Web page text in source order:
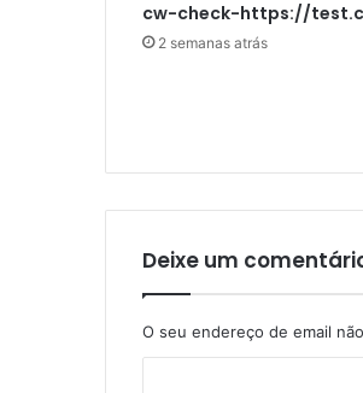
cw-check-https://
2 semanas atrás
Deixe um
O seu endereço de email